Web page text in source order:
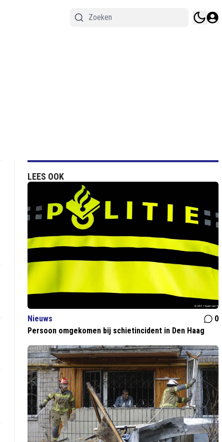
LEES OOK
Nieuws
0
Persoon omgekomen bij schietincident in Den Haag